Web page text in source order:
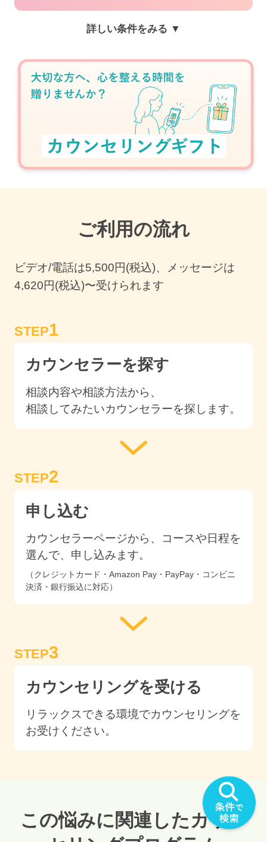
詳しい条件をみる ▼
ご利用の流れ
ビデオ/電話は5,500円(税込)、メッセージは
4,620円(税込)〜受けられます
STEP1
カウンセラーを探す
相談内容や相談方法から、
相談してみたいカウンセラーを探します。
STEP2
申し込む
カウンセラーページから、コースや日程を
選んで、申し込みます。
（クレジットカード・Amazon Pay・PayPay・コンビニ
決済・銀行振込に対応）
STEP3
カウンセリングを受ける
リラックスできる環境でカウンセリングを
お受けください。
この悩みに関連したカウン